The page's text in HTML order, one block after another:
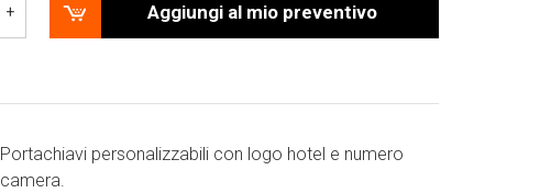
+ Aggiungi al mio preventivo
camera.